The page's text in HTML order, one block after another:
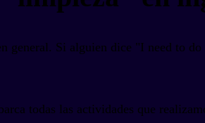
Si alguien dice "I need to
todas las actividades que